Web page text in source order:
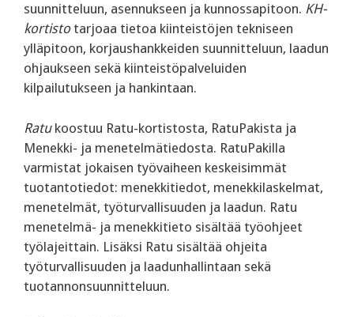
suunnitteluun, asennukseen ja kunnossapitoon. KH-
kortistotarjoaa tietoa kiinteistöjen tekniseen
ylläpitoon, korjaushankkeiden suunnitteluun, laadun
ohjaukseen sekä kiinteistöpalveluiden
kilpailutukseen ja hankintaan.
Ratukoostuu Ratu-kortistosta, RatuPakista ja
Menekki- ja menetelmätiedosta. RatuPakilla
varmistat jokaisen työvaiheen keskeisimmät
tuotantotiedot: menekkitiedot, menekkilaskelmat,
menetelmät, työturvallisuuden ja laadun. Ratu
menetelmä- ja menekkitieto sisältää työohjeet
työlajeittain. Lisäksi Ratu sisältää ohjeita
työturvallisuuden ja laadunhallintaan sekä
tuotannonsuunnitteluun.